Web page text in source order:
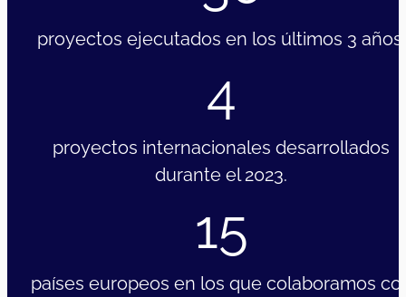
proyectos ejecutados en los últimos 3 años.
4
proyectos internacionales desarrollados
durante el 2023.
15
países europeos en los que colaboramos